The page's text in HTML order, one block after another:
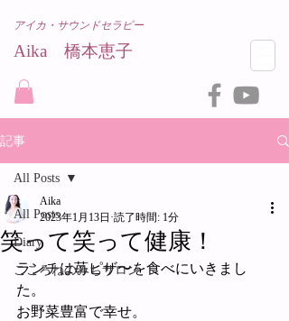
Aika 橋本恵子​
アイカ・サウンドセラピー
記事
All Posts
Diary
こころねのみちサロン
All Posts
笑って笑って健康！
Aika
2023年1月13日 読了時間: 1分
ランチは苺ピザ〜を食べにいきまし
た。
お野菜豊富で幸せ。